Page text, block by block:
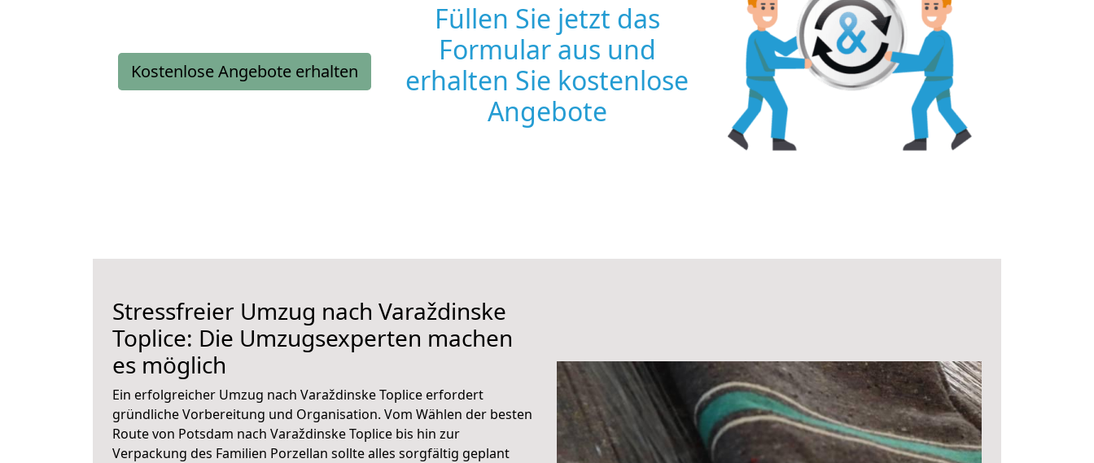
Kostenlose Angebote erhalten
Füllen Sie jetzt das
Formular aus und
erhalten Sie kostenlose
Angebote
Stressfreier Umzug nach Varaždinske
Toplice: Die Umzugsexperten machen
es möglich
Ein erfolgreicher Umzug nach Varaždinske Toplice erfordert
gründliche Vorbereitung und Organisation. Vom Wählen der besten
Route von Potsdam nach Varaždinske Toplice bis hin zur
Verpackung des Familien Porzellan sollte alles sorgfältig geplant